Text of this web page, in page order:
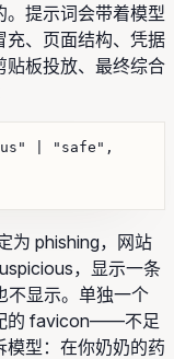
提示词会带着模型
充、页面结构、凭据
贴板投放、最终综合
| "safe",
为 phishing，网站
，显示一条
不显示。单独一个
的 favicon——不足
模型：在你奶奶的药